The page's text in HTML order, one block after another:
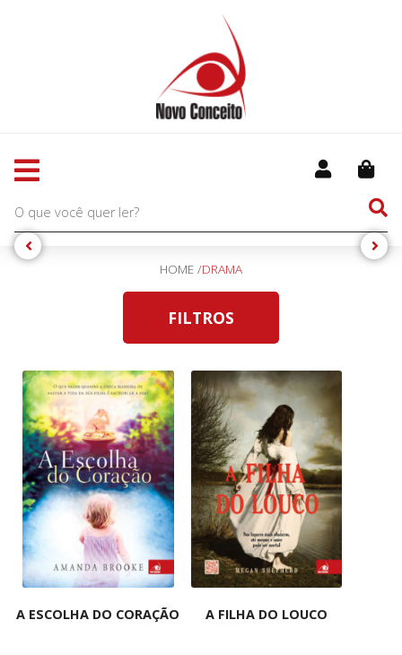
HOME /DRAMA
FILTROS
A ESCOLHA DO CORAÇÃO A FILHA DO LOUCO